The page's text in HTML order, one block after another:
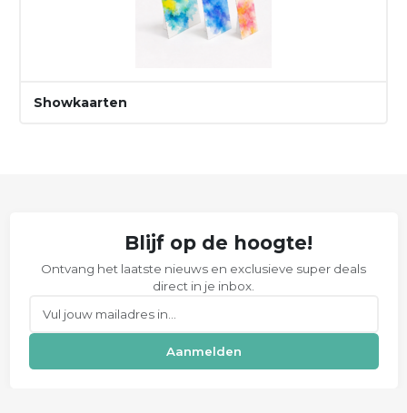
Showkaarten
Blijf op de hoogte!
Ontvang het laatste nieuws en exclusieve super deals
direct in je inbox.
Aanmelden